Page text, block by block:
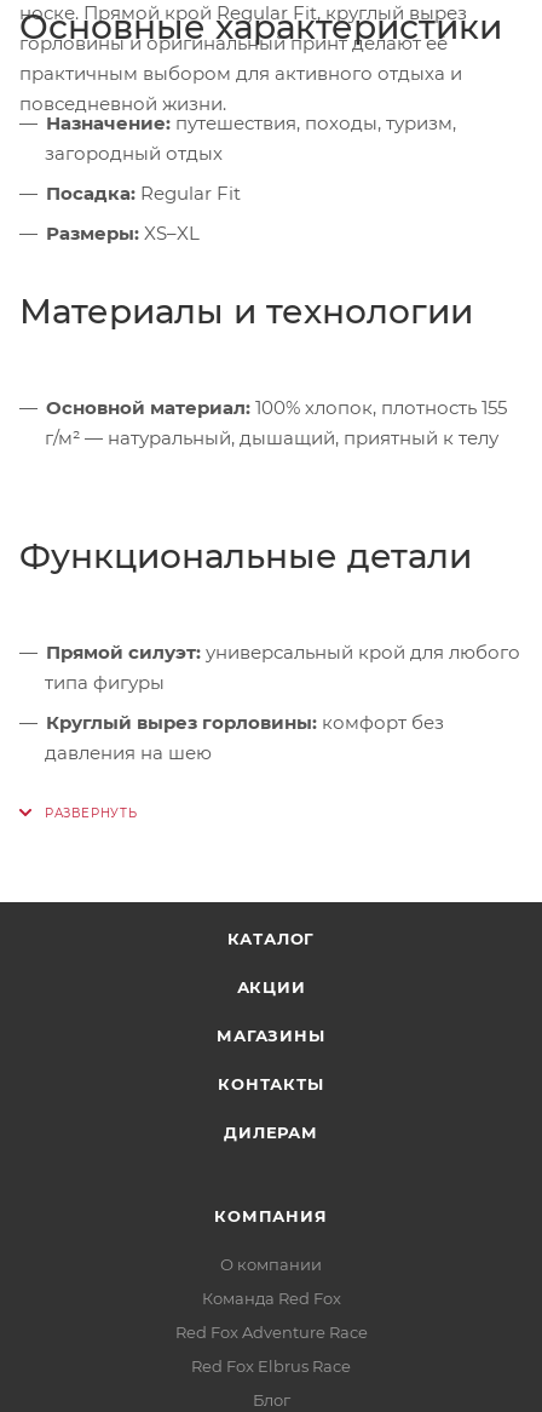
носке. Прямой крой Regular Fit, круглый вырез
горловины и оригинальный принт делают её
практичным выбором для активного отдыха и
повседневной жизни.
Основные характеристики
Назначение: путешествия, походы, туризм,
загородный отдых
Посадка: Regular Fit
Размеры: XS–XL
Материалы и технологии
Основной материал: 100% хлопок, плотность 155
г/м² — натуральный, дышащий, приятный к телу
Функциональные детали
Прямой силуэт: универсальный крой для любого
типа фигуры
Круглый вырез горловины: комфорт без
давления на шею
стиле Red Fox
КАТАЛОГ
АКЦИИ
МАГАЗИНЫ
КОНТАКТЫ
ДИЛЕРАМ
КОМПАНИЯ
О компании
Команда Red Fox
Red Fox Adventure Race
Red Fox Elbrus Race
Блог